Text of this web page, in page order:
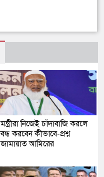
মন্ত্রীরা নিজেই চাঁদাবাজি করলে
বন্ধ করবেন কীভাবে-প্রশ্ন
জামায়াত আমিরের